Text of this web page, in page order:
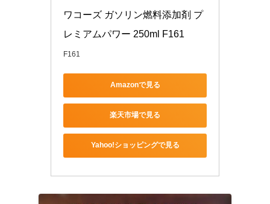
ワコーズ ガソリン燃料添加剤 プ
レミアムパワー 250ml F161
F161
Amazonで見る
楽天市場で見る
Yahoo!ショッピングで見る